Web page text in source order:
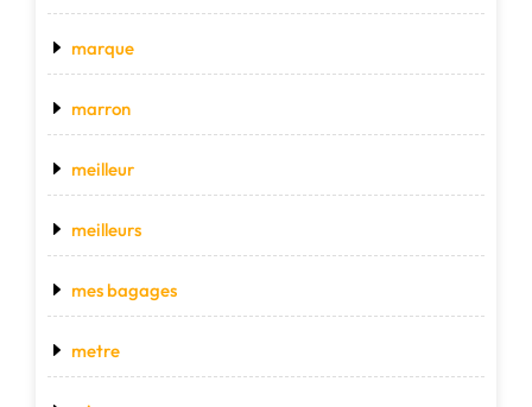
marque
marron
meilleur
meilleurs
mes bagages
metre